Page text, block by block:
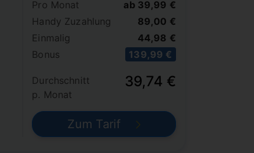
Pro Monat
Handy Zuzahlung
Einmalig
Bonus
ab 39,99 €
89,00 €
44,98 €
139,99 €
Durchschnitt
p. Monat
39,74 €
Zum Tarif